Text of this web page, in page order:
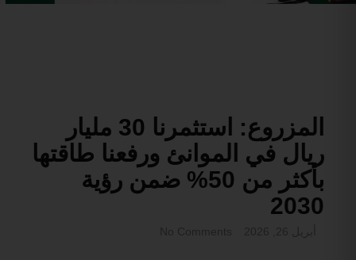
المزروع: استثمرنا 30 مليار
ريال في الموانئ ورفعنا طاقتها
بأكثر من 50% ضمن رؤية
2030